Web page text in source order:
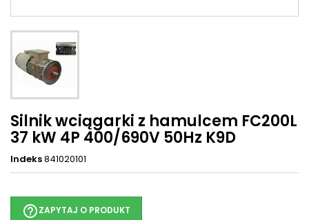
Silnik wciągarki z hamulcem FC200L
37 kW 4P 400/690V 50Hz K9D
Indeks841020101
help_outlineZAPYTAJ O PRODUKT